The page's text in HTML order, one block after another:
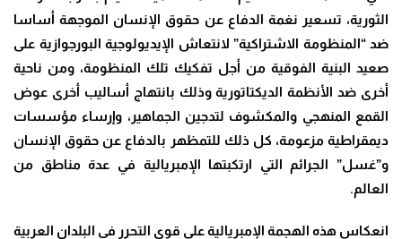
الثورية، تسعير نغمة الدفاع عن حقوق الإنسان الموجهة أساسا
ضد “المنظومة الاشتراكية” لانتعاش الإيديولوجية البورجوازية على
صعيد البنية الفوقية من أجل تفكيك تلك المنظومة، ومن ناحية
أخرى ضد الأنظمة الديكتاتورية وذلك بانتهاج أساليب أخرى عوض
القمع المنهجي والمكشوف لتدجين الجماهير، وإرساء مؤسسات
ديمقراطية مزعومة، كل ذلك للتمظهر بالدفاع عن حقوق الإنسان
و”غسل” الجرائم التي ارتكبتها الإمبريالية في عدة مناطق من
العالم.
انعكاس هذه الهجمة الإمبريالية على قوى التحرر في البلدان العربية